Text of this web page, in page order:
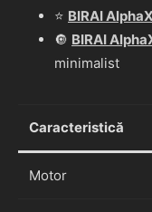
⭐ BIRAI
🔘 BIRAI
minimalist
Caracteristică
Motor